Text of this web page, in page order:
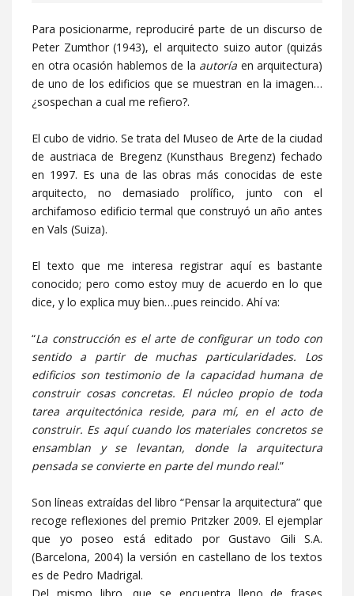
Para posicionarme, reproduciré parte de un discurso de
Peter Zumthor (1943), el arquitecto suizo autor (quizás
en otra ocasión hablemos de la autoría en arquitectura)
de uno de los edificios que se muestran en la imagen…
¿sospechan a cual me refiero?.
El cubo de vidrio. Se trata del Museo de Arte de la ciudad
de austriaca de Bregenz (Kunsthaus Bregenz) fechado
en 1997. Es una de las obras más conocidas de este
arquitecto, no demasiado prolífico, junto con el
archifamoso edificio termal que construyó un año antes
en Vals (Suiza).
El texto que me interesa registrar aquí es bastante
conocido; pero como estoy muy de acuerdo en lo que
dice, y lo explica muy bien…pues reincido. Ahí va:
“La construcción es el arte de configurar un todo con
sentido a partir de muchas particularidades. Los
edificios son testimonio de la capacidad humana de
construir cosas concretas. El núcleo propio de toda
tarea arquitectónica reside, para mí, en el acto de
construir. Es aquí cuando los materiales concretos se
ensamblan y se levantan, donde la arquitectura
pensada se convierte en parte del mundo real.”
Son líneas extraídas del libro “Pensar la arquitectura” que
recoge reflexiones del premio Pritzker 2009. El ejemplar
que yo poseo está editado por Gustavo Gili S.A.
(Barcelona, 2004) la versión en castellano de los textos
es de Pedro Madrigal.